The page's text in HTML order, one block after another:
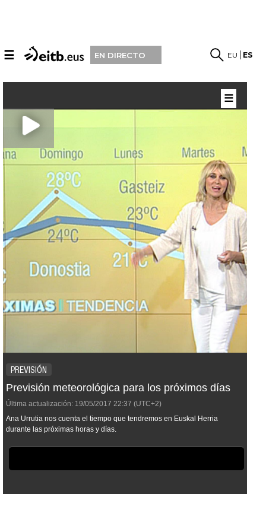
☰ EN DIRECTO EU ES
PREVISIÓN
Previsión meteorológica para los próximos días
Última actualización: 19/05/2017 22:37 (UTC+2)
Ana Urrutia nos cuenta el tiempo que tendremos en Euskal Herria
durante las próximas horas y días.
☰